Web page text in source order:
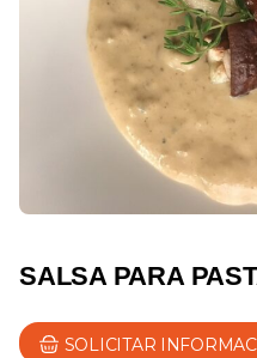
SALSA PARA
SOLICITAR